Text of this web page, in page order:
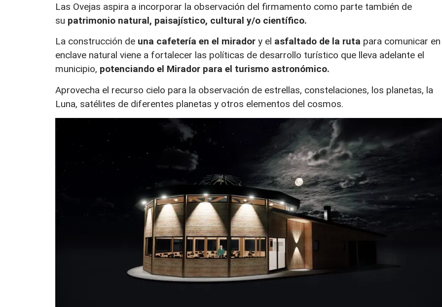
Las Ovejas aspira a incorporar la observación del firmamento como parte también de
su patrimonio natural, paisajístico, cultural y/o científico.
La construcción de una cafetería en el mirador y el asfaltado de la ruta para comunicar en
enclave natural viene a fortalecer las políticas de desarrollo turístico que lleva adelante el
municipio, potenciando el Mirador para el turismo astronómico.
Aprovecha el recurso cielo para la observación de estrellas, constelaciones, los planetas, la
Luna, satélites de diferentes planetas y otros elementos del cosmos.